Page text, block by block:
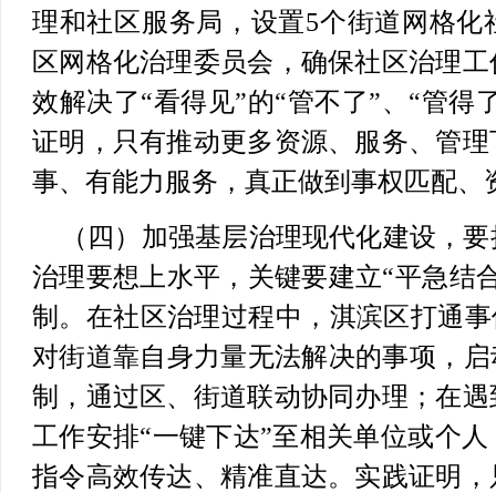
理和社区服务局，设置5个街道网格化
区网格化治理委员会，确保社区治理
效解决了“看得见”的“管不了”、“管得
证明，只有推动更多资源、服务、管
事、有能力服务，真正做到事权匹配、
（四）加强基层治理现代化建设，
治理要想上水平，关键要建立“平急结
制。在社区治理过程中，淇滨区打通
对街道靠自身力量无法解决的事项，
制，通过区、街道联动协同办理；在
工作安排“一键下达”至相关单位或个
指令高效传达、精准直达。实践证明